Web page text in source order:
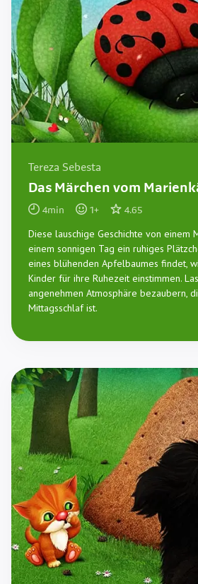
Tereza Sebesta
Das Märchen vom
4min 1+ 4.65
Diese lauschige Geschichte von einem
einem sonnigen Tag ein ruhiges
eines blühenden Apfelbaumes findet,
Kinder für ihre Ruhezeit einstimmen.
angenehmen Atmosphäre bezaubern,
Mittagsschlaf ist.